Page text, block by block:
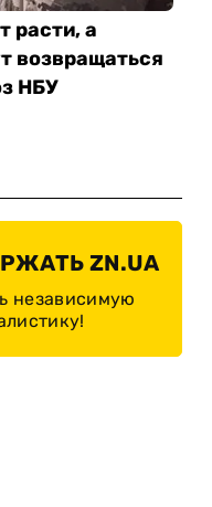
расти, а
возвращаться
НБУ
ZN.UA
независимую